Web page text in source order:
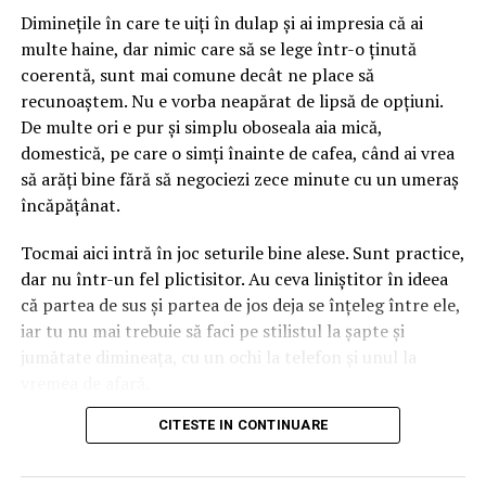
interiorul urechilor. Asta înseamnă că personajul aduce
deja două culori în ecuație înainte să așezi o singură
floare lângă el. Dacă ignori amănuntul ăsta, ajungi ușor
la un aranjament care se bate cap în cap, în care
albastrul rece și florile nimeresc în registre care nu
vorbesc între ele.
Gândește-te la el ca la o piesă vestimentară cu
întâmplare pe dedesubt, ci cauți ce-l pune în valoare.
Aici e la fel. Albastrul cere ori contraste calde care îl
scot în față, ori tonuri reci care îl liniștesc și îl extind.
Sezonul intervine exact în decizia asta, pentru că ne
Mai e un lucru pe care l-am prins abia în timp. Florile
Diminețile în care te uiți în dulap și ai impresia că ai
multe haine, dar nimic care să se lege într-o ținută
coerentă, sunt mai comune decât ne place să
recunoaștem. Nu e vorba neapărat de lipsă de opțiuni.
De multe ori e pur și simplu oboseala aia mică,
domestică, pe care o simți înainte de cafea, când ai vrea
să arăți bine fără să negociezi zece minute cu un umeraș
încăpățânat.
Tocmai aici intră în joc seturile bine alese. Sunt practice,
dar nu într-un fel plictisitor. Au ceva liniștitor în ideea
că partea de sus și partea de jos deja se înțeleg între ele,
iar tu nu mai trebuie să faci pe stilistul la șapte și
jumătate dimineața, cu un ochi la telefon și unul la
Numai că nu orice compleu e bun pentru viața reală. Una
CITESTE IN CONTINUARE